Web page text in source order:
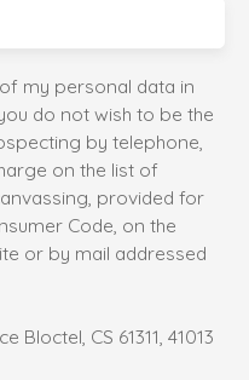
my personal data in
do not wish to be the
by telephone,
on the list of
provided for
Code, on the
or by mail addressed
CS 61311, 41013